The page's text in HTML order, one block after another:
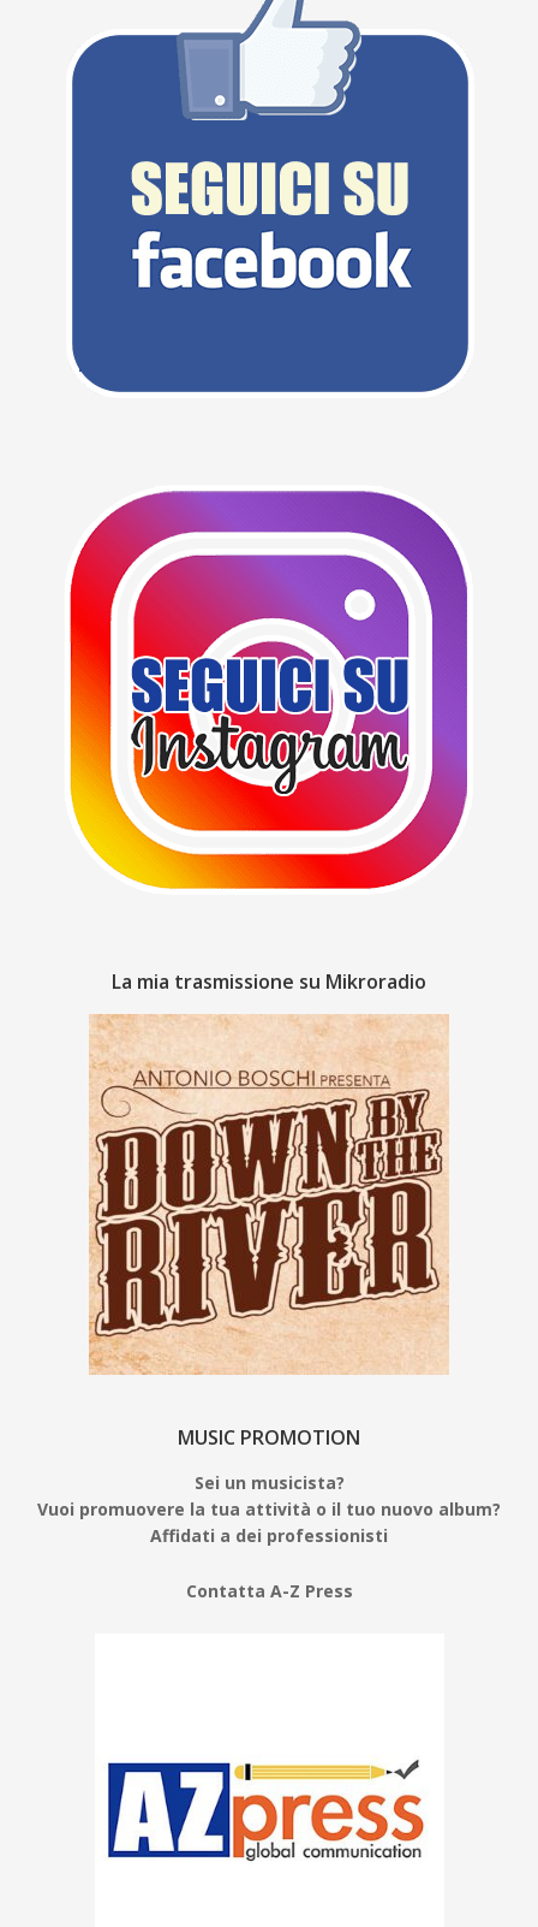
La mia trasmissione su Mikroradio
MUSIC PROMOTION
Sei un musicista?
Vuoi promuovere la tua attività o il tuo nuovo album?
Affidati a dei professionisti
Contatta A-Z Press